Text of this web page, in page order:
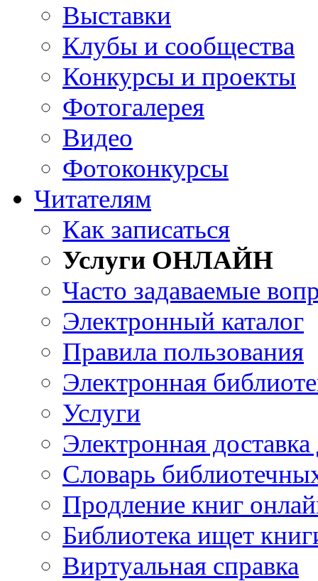
Выставки
Клубы и сообщества
Конкурсы и проекты
Фотогалерея
Видео
Фотоконкурсы
Читателям
Как записаться
Услуги ОНЛАЙН
Часто задаваемые
Электронный каталог
Правила пользования
Электронная
Услуги
Электронная
Словарь
Продление книг
Библиотека ищет
Виртуальная справка